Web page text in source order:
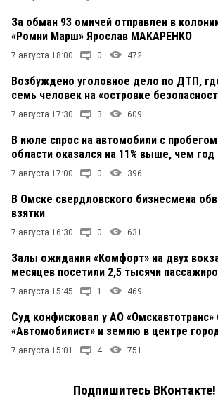
За обман 93 омичей отправлен в
«Ромни Марш» Ярослав МАКАРЕНКО
7 августа 18:00 0 472
Возбуждено уголовное дело по ДТП,
семь человек на «островке
7 августа 17:30 3 609
В июле спрос на автомобили с
области оказался на 11% выше, чем год
7 августа 17:00 0 396
В Омске свердловского бизнесмена
взятки
7 августа 16:30 0 631
Залы ожидания «Комфорт» на двух
месяцев посетили 2,5 тысячи
7 августа 15:45 1 469
Суд конфисковал у АО «Омскавтотранс»
«Автомобилист» и землю в центре
7 августа 15:01 4 751
Подпишитесь ВКонтакте!